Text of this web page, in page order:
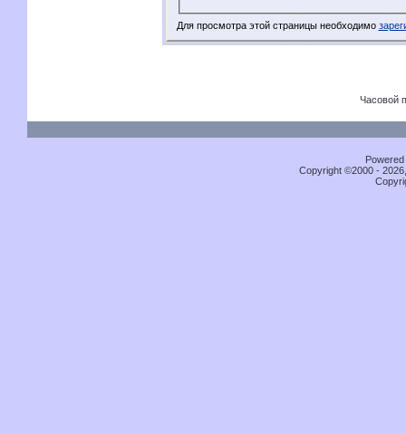
Для просмотра этой страницы необходимо
Часовой
Copyright ©2000 -